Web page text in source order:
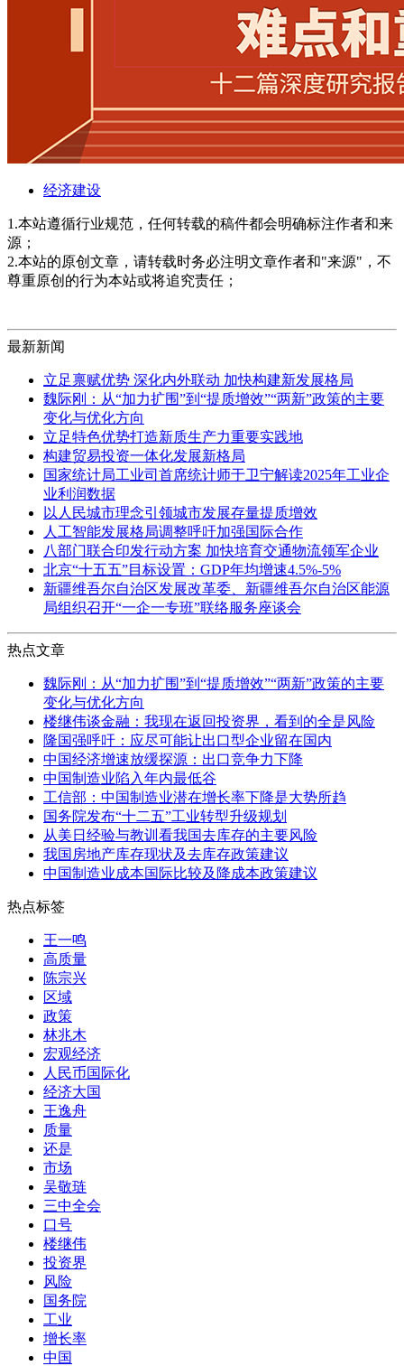
经济建设
1.本站遵循行业规范，任何转载的稿件都会明确标注作者和来
源；
2.本站的原创文章，请转载时务必注明文章作者和"来源"，不
尊重原创的行为本站或将追究责任；
最新新闻
立足禀赋优势 深化内外联动 加快构建新发展格局
魏际刚：从“加力扩围”到“提质增效”“两新”政策的主要
变化与优化方向
立足特色优势打造新质生产力重要实践地
构建贸易投资一体化发展新格局
国家统计局工业司首席统计师于卫宁解读2025年工业企
业利润数据
以人民城市理念引领城市发展存量提质增效
人工智能发展格局调整呼吁加强国际合作
八部门联合印发行动方案 加快培育交通物流领军企业
北京“十五五”目标设置：GDP年均增速4.5%-5%
新疆维吾尔自治区发展改革委、新疆维吾尔自治区能源
局组织召开“一企一专班”联络服务座谈会
热点文章
魏际刚：从“加力扩围”到“提质增效”“两新”政策的主要
变化与优化方向
楼继伟谈金融：我现在返回投资界，看到的全是风险
隆国强呼吁：应尽可能让出口型企业留在国内
中国经济增速放缓探源：出口竞争力下降
中国制造业陷入年内最低谷
工信部：中国制造业潜在增长率下降是大势所趋
国务院发布“十二五”工业转型升级规划
从美日经验与教训看我国去库存的主要风险
我国房地产库存现状及去库存政策建议
中国制造业成本国际比较及降成本政策建议
热点标签
王一鸣
高质量
陈宗兴
区域
政策
林兆木
宏观经济
人民币国际化
经济大国
王逸舟
质量
还是
市场
吴敬琏
三中全会
口号
楼继伟
投资界
风险
国务院
工业
增长率
中国